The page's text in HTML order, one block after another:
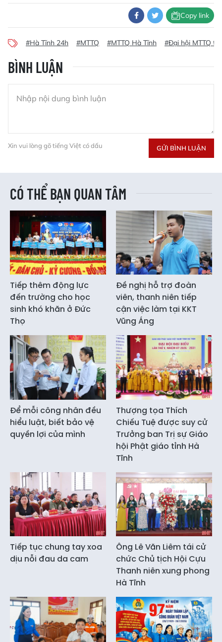
Copy link
#Hà Tĩnh 24h #MTTQ #MTTQ Hà Tĩnh #Đại hội MTTQ
BÌNH LUẬN
Xin vui lòng gõ tiếng Việt có dấu GỬI BÌNH LUẬN
CÓ THỂ BẠN QUAN TÂM
Tiếp thêm động lực
đến trường cho học
sinh khó khăn ở Đức
Thọ
Đề nghị hỗ trợ đoàn
viên, thanh niên tiếp
cận việc làm tại KKT
Vũng Áng
Để mỗi công nhân đều
hiểu luật, biết bảo vệ
quyền lợi của mình
Thượng tọa Thích
Chiếu Tuệ được suy cử
Trưởng ban Trị sự Giáo
hội Phật giáo tỉnh Hà
Tĩnh
Tiếp tục chung tay xoa
dịu nỗi đau da cam
Ông Lê Văn Liêm tái cử
chức Chủ tịch Hội Cựu
Thanh niên xung phong
Hà Tĩnh